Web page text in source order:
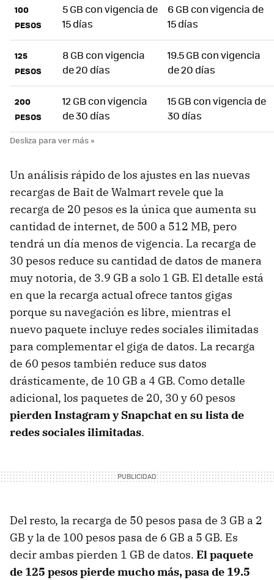
100
PESOS
5 GB con vigencia de
15 días
6 GB con vigencia de
15 días
125
PESOS
8 GB con vigencia
de 20 días
19.5 GB con vigencia
de 20 días
200
PESOS
12 GB con vigencia
de 30 días
15 GB con vigencia de
30 días
Un análisis rápido de los ajustes en las nuevas
recargas de Bait de Walmart revele que la
recarga de 20 pesos es la única que aumenta su
cantidad de internet, de 500 a 512 MB, pero
tendrá un día menos de vigencia. La recarga de
30 pesos reduce su cantidad de datos de manera
muy notoria, de 3.9 GB a solo 1 GB. El detalle está
en que la recarga actual ofrece tantos gigas
porque su navegación es libre, mientras el
nuevo paquete incluye redes sociales ilimitadas
para complementar el giga de datos. La recarga
de 60 pesos también reduce sus datos
drásticamente, de 10 GB a 4 GB. Como detalle
adicional, los paquetes de 20, 30 y 60 pesos
pierden Instagram y Snapchat en su lista de
redes sociales ilimitadas.
Del resto, la recarga de 50 pesos pasa de 3 GB a 2
GB y la de 100 pesos pasa de 6 GB a 5 GB. Es
decir ambas pierden 1 GB de datos. El paquete
de 125 pesos pierde mucho más, pasa de 19.5